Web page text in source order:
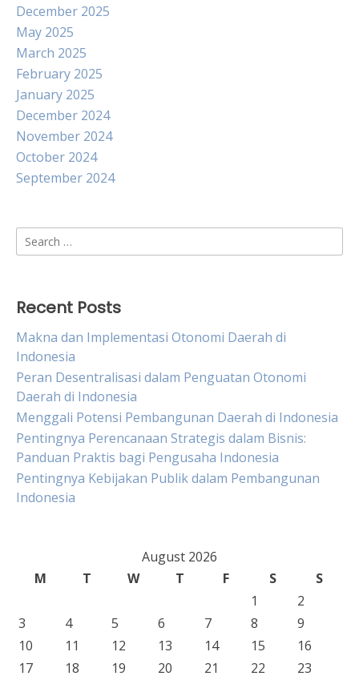
December 2025
May 2025
March 2025
February 2025
January 2025
December 2024
November 2024
October 2024
September 2024
Search
for:
Recent Posts
Makna dan Implementasi Otonomi Daerah di
Indonesia
Peran Desentralisasi dalam Penguatan Otonomi
Daerah di Indonesia
Menggali Potensi Pembangunan Daerah di Indonesia
Pentingnya Perencanaan Strategis dalam Bisnis:
Panduan Praktis bagi Pengusaha Indonesia
Pentingnya Kebijakan Publik dalam Pembangunan
Indonesia
August 2026
M
T W T F S
S
1
2
3
4 5 6 7 8
9
10
11 12 13 14 15
16
17
18 19 20 21 22
23